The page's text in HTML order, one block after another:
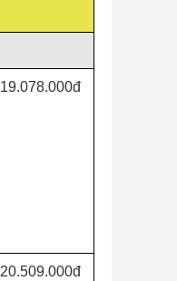
19.078.000đ
20.509.000đ